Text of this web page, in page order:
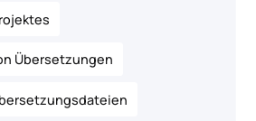
Übersetzungen